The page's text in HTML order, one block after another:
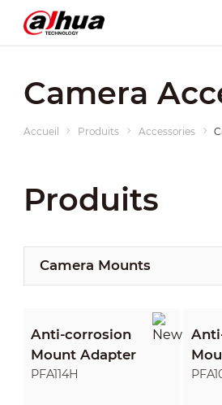
Camera
Accueil Produits Accessories
Produits
Camera Mounts
Anti-corrosion
Mount Adapter
PFA114H